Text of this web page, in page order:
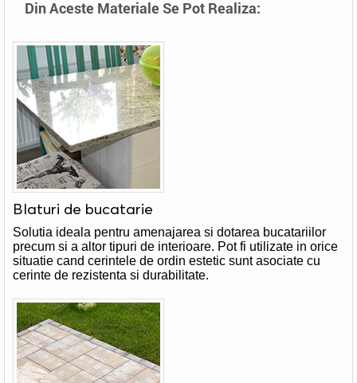
Din Aceste Materiale Se Pot Realiza:
Blaturi de bucatarie
Solutia ideala pentru amenajarea si dotarea bucatariilor
precum si a altor tipuri de interioare. Pot fi utilizate in orice
situatie cand cerintele de ordin estetic sunt asociate cu
cerinte de rezistenta si durabilitate.